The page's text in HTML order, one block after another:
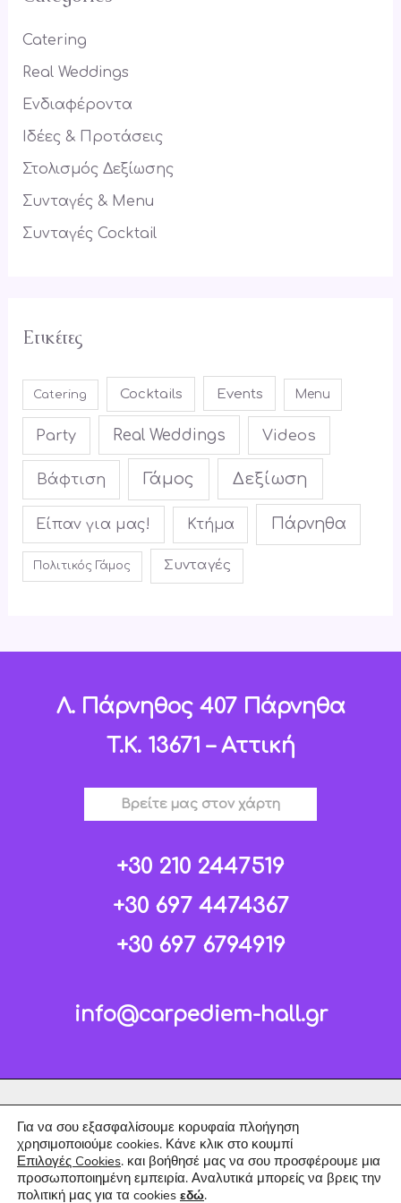
c
h
f
Catering
Real Weddings
Ενδιαφέροντα
Ιδέες & Προτάσεις
Στολισμός Δεξίωσης
Συνταγές & Menu
Συνταγές Cocktail
Ετικέτες
Catering Cocktails Events Menu
Party Real Weddings Videos
Βάφτιση Γάμος Δεξίωση
Είπαν για μας! Κτήμα Πάρνηθα
Πολιτικός Γάμος Συνταγές
Λ. Πάρνηθος 407 Πάρνηθα
T.K. 13671 – Αττική
Βρείτε μας στον χάρτη
+30 210 2447519
+30 697 4474367
+30 697 6794919
info@carpediem-hall.gr
Για να σου εξασφαλίσουμε κορυφαία πλοήγηση
χρησιμοποιούμε cookies. Κάνε κλικ στο κουμπί
Επιλογές Cookies. και βοήθησέ μας να σου προσφέρουμε μια
προσωποποιημένη εμπειρία. Αναλυτικά μπορείς να βρεις την
πολιτική μας για τα cookies εδώ.